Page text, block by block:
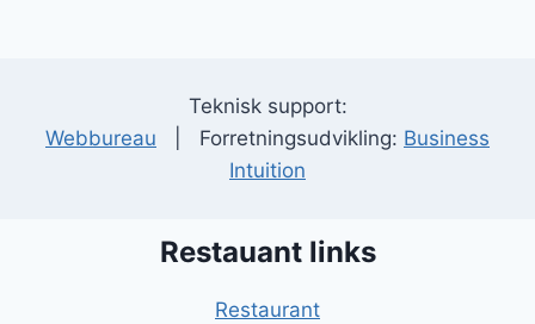
Teknisk support:
Webbureau | Forretningsudvikling: Business
Intuition
Restauant links
Restaurant